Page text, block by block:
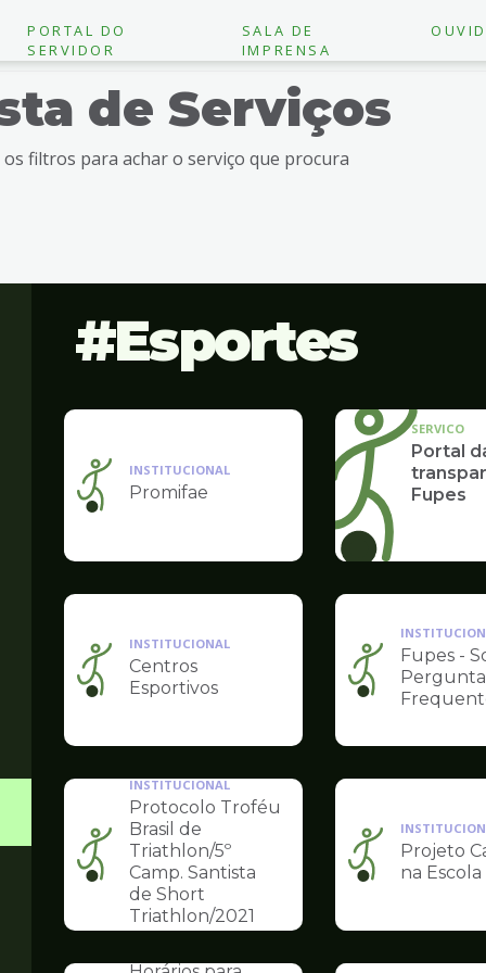
PORTAL DO
SERVIDOR
SALA DE
IMPRENSA
de Serviços
os filtros para achar o serviço que procura
Esportes
Ilustração
da
de
Esportes
INSTITUCIONAL
Promifae
SERVICO
Portal
Fupes
Ilustração
da
de
Esportes
INSTITUCIONAL
Centros
Esportivos
Ilustração
da
de
Esportes
Fupes -
Ilustração
da
pagina
de
Esportes
INSTITUCIONAL
Protocolo Troféu
Brasil de
Triathlon/5º
Camp. Santista
de Short
Triathlon/2021
Ilustração
da
de
Esportes
Projeto
na Escola